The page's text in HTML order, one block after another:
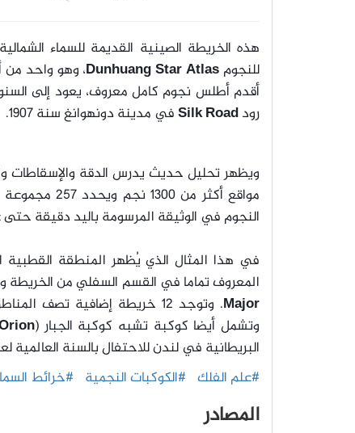
هذه الخريطة الصينية القديمة للسماء
للنجوم Dunhuang Star Atlas، وهو واحد من
رودSilk Roadفي مدينة دونهوانغ سنة 1907.
ويظهر تحليل حديث يدرس الدقة والإسقاطات
مواقع أكثر
النجوم في الوثيقة المرسومة باليد دقيقة
في هذا المثال الذي يُظهر المنطقة القطبية
المعروف تماما في القسم السفلي من الخريطة
Major
وتشمل أيضا كوكبة تشبه كوكبة الجبار (
البريطانية في لندن للاحتفال بالسنة العالمية
#علم الفلك #الكوكبات النجمية #خرائط
المصادر